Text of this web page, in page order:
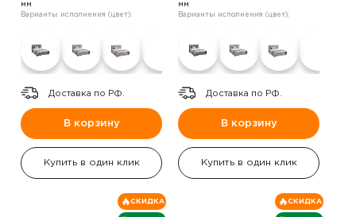
мм
Варианты исполнения (цвет):
Доставка по РФ.
В корзину
Купить в один клик
мм
Варианты исполнения (цвет):
Доставка по РФ.
В корзину
Купить в один клик
СКИДКА СКИДКА